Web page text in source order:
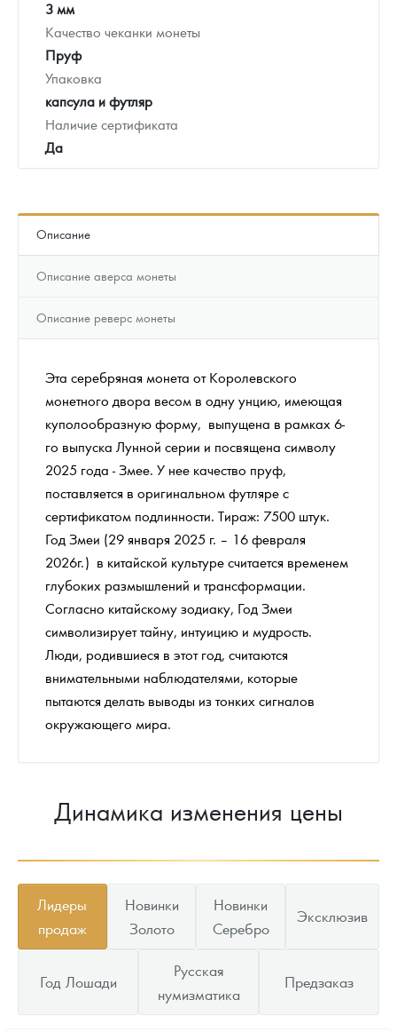
3 мм
Качество чеканки монеты
Пруф
Упаковка
капсула и футляр
Наличие сертификата
Да
Описание
Описание аверса монеты
Описание реверс монеты
Эта серебряная монета от Королевского
монетного двора весом в одну унцию, имеющая
куполообразную форму, выпущена в рамках 6-
го выпуска Лунной серии и посвящена символу
2025 года - Змее. У нее качество пруф,
поставляется в оригинальном футляре с
сертификатом подлинности. Тираж: 7500 штук.
Год Змеи (29 января 2025 г. – 16 февраля
2026г.) в китайской культуре считается временем
глубоких размышлений и трансформации.
Согласно китайскому зодиаку, Год Змеи
символизирует тайну, интуицию и мудрость.
Люди, родившиеся в этот год, считаются
внимательными наблюдателями, которые
пытаются делать выводы из тонких сигналов
окружающего мира.
Динамика изменения цены
Лидеры
продаж
Новинки
Золото
Новинки
Серебро
Эксклюзив
Год Лошади
Русская
нумизматика
Предзаказ